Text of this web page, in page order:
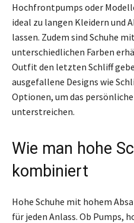
Hochfrontpumps oder
ideal zu langen Kleidern und
lassen. Zudem sind Schuhe
unterschiedlichen Farben
Outfit den letzten Schliff
ausgefallene Designs wie
Optionen, um das
unterstreichen.
Wie man hohe
kombiniert
Hohe Schuhe mit hohem
für jeden Anlass. Ob Pumps,